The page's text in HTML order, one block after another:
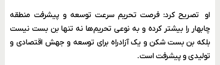
او تصریح کرد: فرصت تحریم سرعت توسعه و پیشرفت منطقه
چابهار را بیشتر کرده و به نوعی تحریم‌ها نه تنها بن بست نیست
بلکه بن بست شکن و یک آزادراه برای توسعه و جهش اقتصادی و
تولیدی و پیشرفت است.